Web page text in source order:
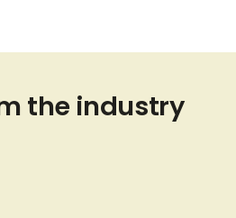
the industry